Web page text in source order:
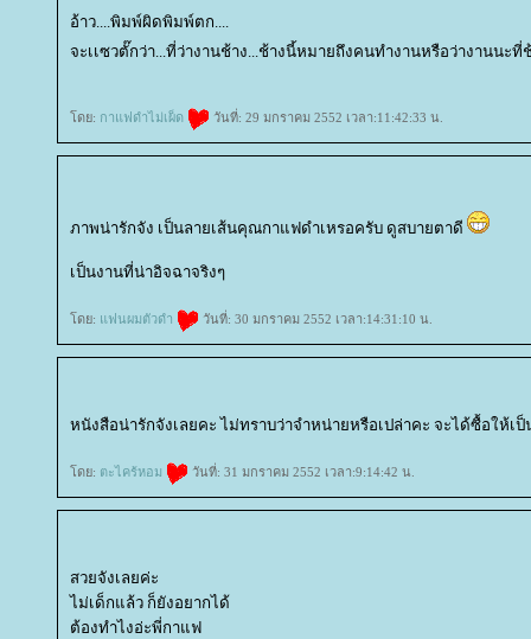
อ้าว....พิมพ์ผิดพิมพ์ตก....
จะเเซวตั๊กว่า...ที่ว่างานช้าง...ช้างนี้หมายถึงคนทำงานหรือว่างานนะที่
ดย: กาแฟดำไม่เผ็ด วันที่: 29 มกราคม 2552 เวลา:11:42:33 น.
ภาพน่ารักจัง เป็นลายเส้นคุณกาแฟดำเหรอครับ ดูสบายตาดี
เป็นงานที่น่าอิจฉาจริงๆ
ดย: ฟนผมตัวดำ วันที่: 30 มกราคม 2552 เวลา:14:31:10 น.
หนังสือน่ารักจังเลยคะ ไม่ทราบว่าจำหน่ายหรือเปล่าคะ จะได้ซื้อให้เ
ดย: ตะไคร้หอม วันที่: 31 มกราคม 2552 เวลา:9:14:42 น.
สวยจังเลยค่ะ
ไม่เด็กแล้ว ก็ยังอยากได้
ต้องทำไงอ่ะพี่กาแฟ